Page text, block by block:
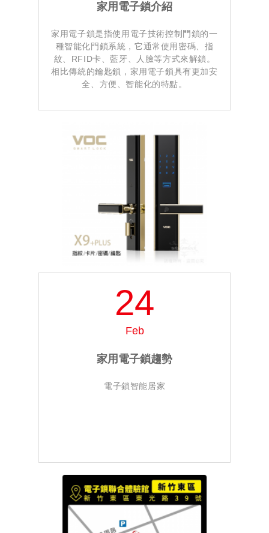
家用電子鎖介紹
家用電子鎖是指使用電子技術控制門鎖的一
種智能化門鎖系統，它通常使用密碼、指
紋、RFID卡、藍牙、人臉等方式來解鎖。
相比傳統的鑰匙鎖，家用電子鎖具有更加安
全、方便、智能化的特點。
24
Feb
家用電子鎖趨勢
電子鎖智能居家